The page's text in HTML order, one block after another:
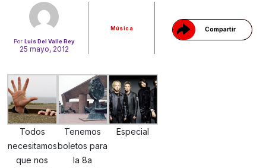
PorLuis Del Valle Rey
25 mayo, 2012
Música Compartir
Todos
necesitamos
que nos
Tenemos
boletos para
la 8a
Especial